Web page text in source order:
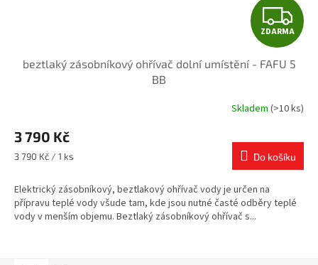
Z
D
A
R
M
A
ZDARMA
beztlaký zásobníkový ohřívač dolní umístění - FAFU 5
BB
Skladem (>10 ks)
3 790 Kč
Měrná
3 790 Kč / 1 ks Do košíku
Elektrický zásobníkový, beztlakový ohřívač vody je určen na
přípravu teplé vody všude tam, kde jsou nutné časté odběry teplé
vody v menším objemu. Beztlaký zásobníkový ohřívač s...